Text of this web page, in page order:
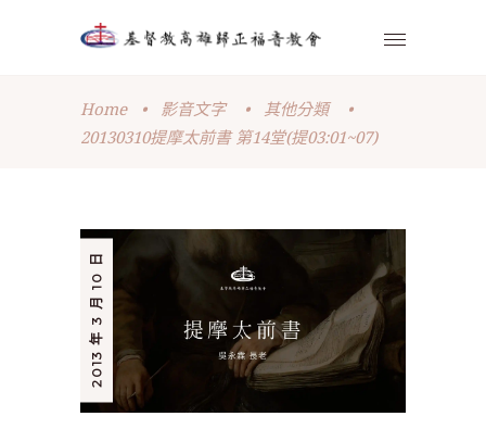
Home • 影音文字 • 其他分類
•
20130310提摩太前書 第14堂(提03:01~07)
2013 年 3 月 10 日